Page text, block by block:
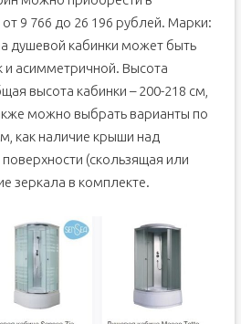
9 766 до 26 196 рублей. Марки:
душевой кабинки может быть
и асимметричной. Высота
высота кабинки – 200-218 см,
можно выбрать варианты по
как наличие крыши над
(скользящая или
зеркала в комплекте.